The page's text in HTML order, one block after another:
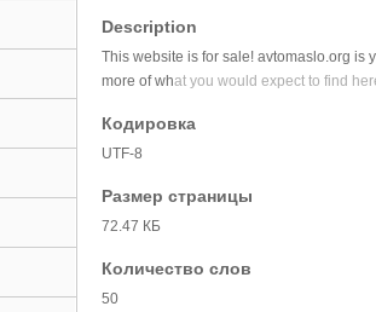
Description
This website is for sale! avtomaslo.org is
more of what you would expect to find
Кодировка
UTF-8
Размер страницы
72.47 КБ
Количество слов
50